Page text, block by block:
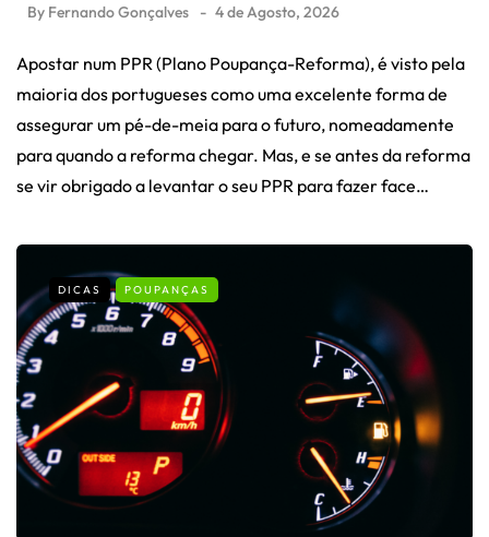
By Fernando Gonçalves 4 de Agosto, 2026
Apostar num PPR (Plano Poupança-Reforma), é visto pela
maioria dos portugueses como uma excelente forma de
assegurar um pé-de-meia para o futuro, nomeadamente
para quando a reforma chegar. Mas, e se antes da reforma
se vir obrigado a levantar o seu PPR para fazer face…
DICAS POUPANÇAS